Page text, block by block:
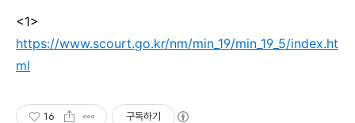
<1>
https://www.scourt.go.kr/nm/min_19/min_19_5/index.ht
ml
16 구독하기